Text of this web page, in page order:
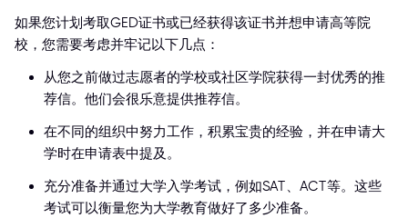
如果您计划考取GED证书或已经获得该证书并想申请高等院
校，您需要考虑并牢记以下几点：
从您之前做过志愿者的学校或社区学院获得一封优秀的推
荐信。他们会很乐意提供推荐信。
在不同的组织中努力工作，积累宝贵的经验，并在申请大
学时在申请表中提及。
充分准备并通过大学入学考试，例如SAT、ACT等。这些
考试可以衡量您为大学教育做好了多少准备。